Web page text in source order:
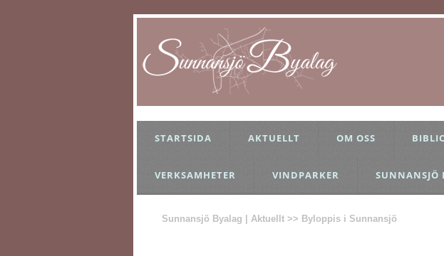
STARTSIDA AKTUELLT OM OSS
VERKSAMHETER VINDPARKER SUNNANSJÖ
Sunnansjö Byalag | Aktuellt >> Byloppis i Sunnansjö